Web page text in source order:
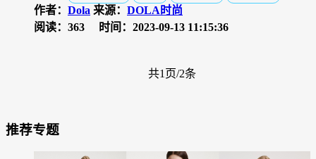
作者： Dola 来源： DOLA时尚
阅读：363
时间：2023-09-13 11:15:36
共1页/2条
推荐专题